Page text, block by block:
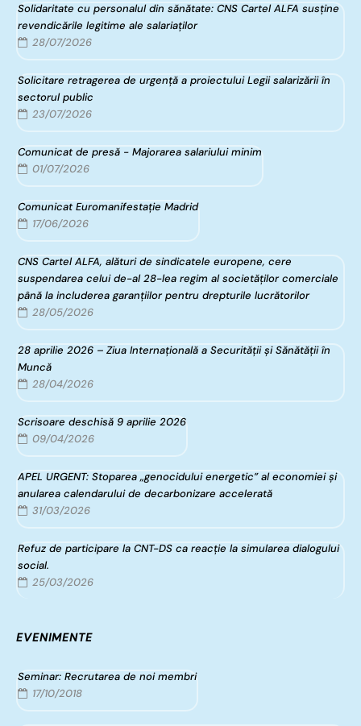
Solidaritate cu personalul din sănătate: CNS Cartel ALFA susține
revendicările legitime ale salariaților
28/07/2026
Solicitare retragerea de urgență a proiectului Legii salarizării în
sectorul public
23/07/2026
Comunicat de presă - Majorarea salariului minim
01/07/2026
Comunicat Euromanifestație Madrid
17/06/2026
CNS Cartel ALFA, alături de sindicatele europene, cere
suspendarea celui de-al 28-lea regim al societăților comerciale
până la includerea garanțiilor pentru drepturile lucrătorilor
28/05/2026
28 aprilie 2026 – Ziua Internațională a Securității și Sănătății în
Muncă
28/04/2026
Scrisoare deschisă 9 aprilie 2026
09/04/2026
APEL URGENT: Stoparea „genocidului energetic” al economiei și
anularea calendarului de decarbonizare accelerată
31/03/2026
Refuz de participare la CNT-DS ca reacție la simularea dialogului
social.
25/03/2026
EVENIMENTE
Seminar: Recrutarea de noi membri
17/10/2018